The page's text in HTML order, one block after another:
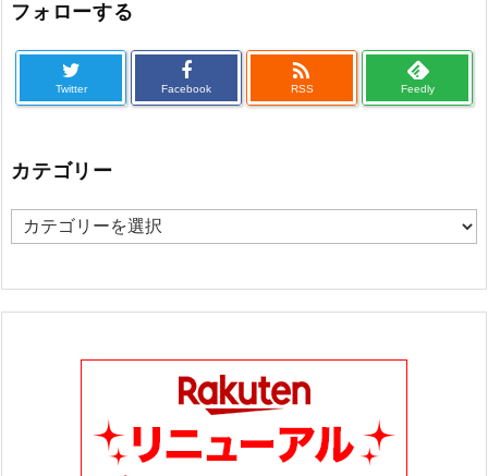
フォローする
Twitter Facebook

RSS Feedly
カテゴリー
カ
ゴ